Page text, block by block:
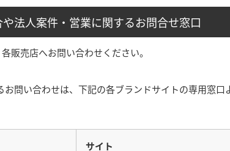
法人案件・営業に関するお問合せ窓口
販売店へお問い合わせください。
問い合わせは、下記の各ブランドサイトの専用窓口
サイト